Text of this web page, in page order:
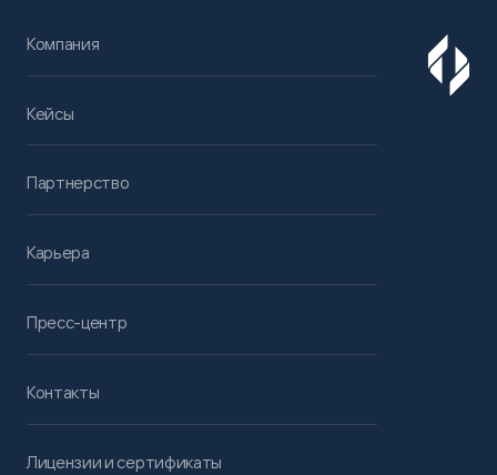
Компания
Кейсы
Партнерство
Карьера
Пресс-центр
Контакты
Лицензии и сертификаты